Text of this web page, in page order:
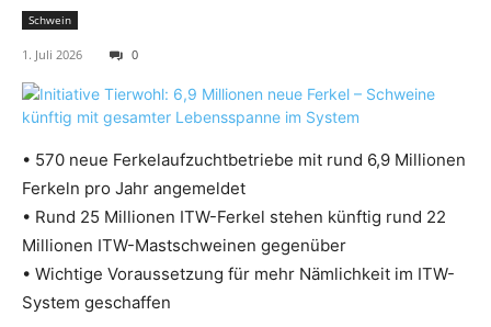
Schwein
1. Juli 2026 0
• 570 neue Ferkelaufzuchtbetriebe mit rund 6,9 Millionen
Ferkeln pro Jahr angemeldet
• Rund 25 Millionen ITW-Ferkel stehen künftig rund 22
Millionen ITW-Mastschweinen gegenüber
• Wichtige Voraussetzung für mehr Nämlichkeit im ITW-
System geschaffen